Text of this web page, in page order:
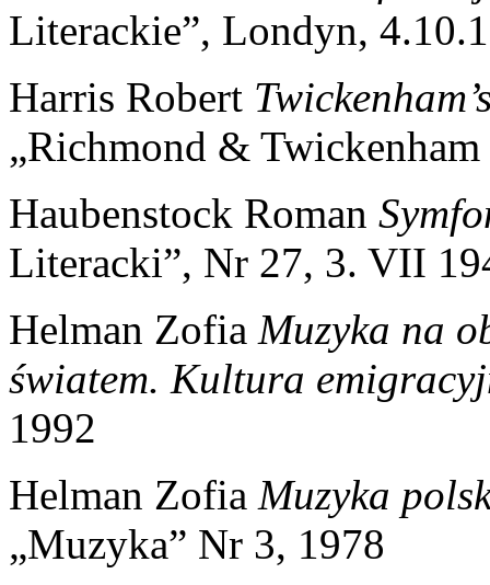
Literackie”, Londyn,
Harris Robert
„Richmond &
Haubenstock Roman
Literacki”, Nr 27, 3. VII
Helman Zofia Muzyka na
światem. Kultura
1992
Helman Zofia Muzyka
„Muzyka” Nr 3, 1978